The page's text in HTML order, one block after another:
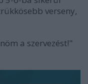
verseny,
a szervezést!"